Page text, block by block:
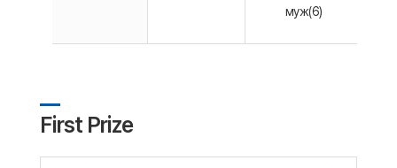
муж(6)
First Prize